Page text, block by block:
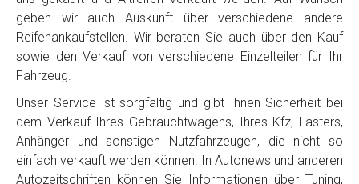
geben wir auch Auskunft über verschiedene andere
Reifenankaufstellen. Wir beraten Sie auch über den Kauf
sowie den Verkauf von verschiedene Einzelteilen für Ihr
Fahrzeug.
Unser Service ist sorgfältig und gibt Ihnen Sicherheit bei
dem Verkauf Ihres Gebrauchtwagens, Ihres Kfz, Lasters,
Anhänger und sonstigen Nutzfahrzeugen, die nicht so
einfach verkauft werden können. In Autonews und anderen
Autozeitschriften können Sie Informationen über Tuning,